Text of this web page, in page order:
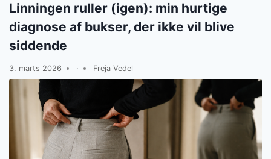
Linningen ruller (igen): min hurtige
diagnose af bukser, der ikke vil blive
siddende
3. marts 2026 · Freja Vedel